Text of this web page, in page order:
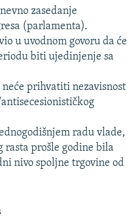
zasedanje
(parlamenta).
u uvodnom govoru da će
biti ujedinjenje sa
prihvatiti nezavisnost
radu vlade,
rasta prošle godine bila
nivo spoljne trgovine od